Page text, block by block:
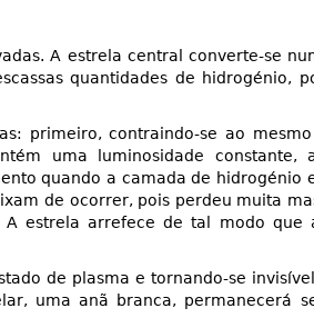
A estrela central converte-se
quantidades de hidrogénio,
primeiro, contraindo-se ao
uma luminosidade constante,
quando a camada de hidrogénio
de ocorrer, pois perdeu muita
A estrela arrefece de tal modo que
de plasma e tornando-se
uma anã branca, permanecerá